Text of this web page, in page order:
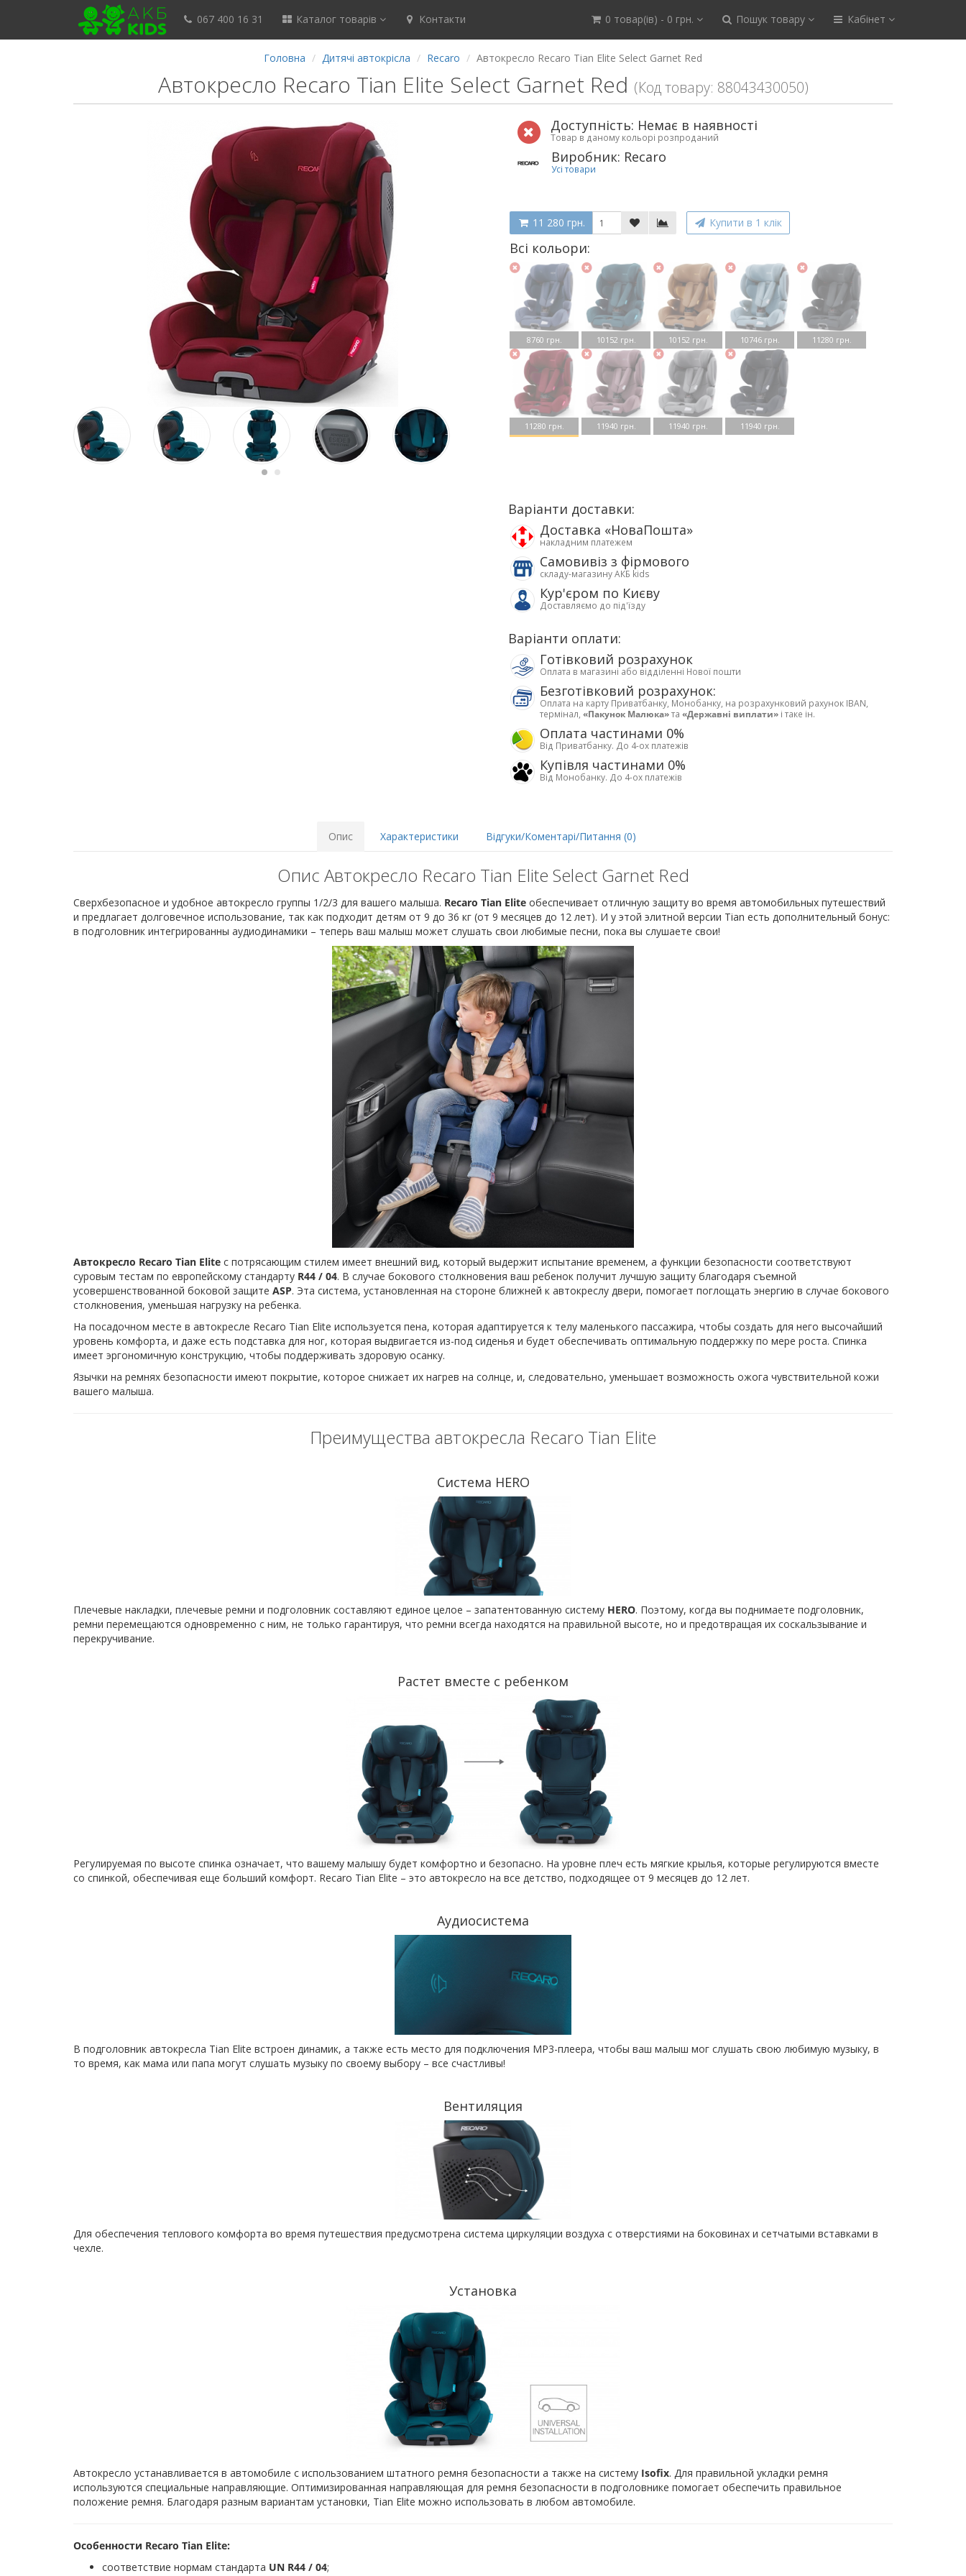
067 400 16 31 Каталог товарів Контакти 0 товар(ів) - 0 грн. Пошук товару Кабінет
Головна Дитячі автокрісла Recaro Автокресло Recaro Tian Elite Select Garnet Red
Автокресло Recaro Tian Elite Select Garnet Red (Код товару: 88043430050)
Доступність: Немає в наявності
Товар в даному кольорі розпроданий
Виробник: Recaro
Усі товари
11 280 грн. Купити в 1 клік
Всі кольори:
8760 грн. 10152 грн. 10152 грн. 10746 грн. 11280 грн.
11280 грн. 11940 грн. 11940 грн. 11940 грн.
Варіанти доставки:
Доставка «НоваПошта»
накладним платежем
Самовивіз з фірмового
складу-магазину АКБ kids
Кур'єром по Києву
Доставляємо до під'їзду
Варіанти оплати:
Готівковий розрахунок
Оплата в магазині або відділенні Нової пошти
Безготівковий розрахунок:
Оплата на карту Приватбанку, Монобанку, на розрахунковий рахунок IBAN,
термінал, «Пакунок Малюка»та «Державні виплати» і таке ін.
Оплата частинами 0%
Від Приватбанку. До 4-ох платежів
Купівля частинами 0%
Від Монобанку. До 4-ох платежів
Опис Характеристики Відгуки/Коментарі/Питання (0)
Опис Автокресло Recaro Tian Elite Select Garnet Red
Сверхбезопасное и удобное автокресло группы 1/2/3 для вашего малыша. Recaro Tian Elite обеспечивает отличную защиту во время автомобильных путешествий
и предлагает долговечное использование, так как подходит детям от 9 до 36 кг (от 9 месяцев до 12 лет). И у этой элитной версии Tian есть дополнительный бонус:
в подголовник интегрированны аудиодинамики – теперь ваш малыш может слушать свои любимые песни, пока вы слушаете свои!
Автокресло Recaro Tian Elite с потрясающим стилем имеет внешний вид, который выдержит испытание временем, а функции безопасности соответствуют
суровым тестам по европейскому стандарту R44 / 04. В случае бокового столкновения ваш ребенок получит лучшую защиту благодаря съемной
усовершенствованной боковой защите ASP. Эта система, установленная на стороне ближней к автокреслу двери, помогает поглощать энергию в случае бокового
столкновения, уменьшая нагрузку на ребенка.
На посадочном месте в автокресле Recaro Tian Elite используется пена, которая адаптируется к телу маленького пассажира, чтобы создать для него высочайший
уровень комфорта, и даже есть подставка для ног, которая выдвигается из-под сиденья и будет обеспечивать оптимальную поддержку по мере роста. Спинка
имеет эргономичную конструкцию, чтобы поддерживать здоровую осанку.
Язычки на ремнях безопасности имеют покрытие, которое снижает их нагрев на солнце, и, следовательно, уменьшает возможность ожога чувствительной кожи
вашего малыша.
Преимущества автокресла Recaro Tian Elite
Система HERO
Плечевые накладки, плечевые ремни и подголовник составляют единое целое – запатентованную систему HERO. Поэтому, когда вы поднимаете подголовник,
ремни перемещаются одновременно с ним, не только гарантируя, что ремни всегда находятся на правильной высоте, но и предотвращая их соскальзывание и
перекручивание.
Растет вместе с ребенком
Регулируемая по высоте спинка означает, что вашему малышу будет комфортно и безопасно. На уровне плеч есть мягкие крылья, которые регулируются вместе
со спинкой, обеспечивая еще больший комфорт. Recaro Tian Elite – это автокресло на все детство, подходящее от 9 месяцев до 12 лет.
Аудиосистема
В подголовник автокресла Tian Elite встроен динамик, а также есть место для подключения MP3-плеера, чтобы ваш малыш мог слушать свою любимую музыку, в
то время, как мама или папа могут слушать музыку по своему выбору – все счастливы!
Вентиляция
Для обеспечения теплового комфорта во время путешествия предусмотрена система циркуляции воздуха с отверстиями на боковинах и сетчатыми вставками в
чехле.
Установка
Автокресло устанавливается в автомобиле с использованием штатного ремня безопасности а также на систему Isofix. Для правильной укладки ремня
используются специальные направляющие. Оптимизированная направляющая для ремня безопасности в подголовнике помогает обеспечить правильное
положение ремня. Благодаря разным вариантам установки, Tian Elite можно использовать в любом автомобиле.
Особенности Recaro Tian Elite:
соответствие нормам стандарта UN R44 / 04;